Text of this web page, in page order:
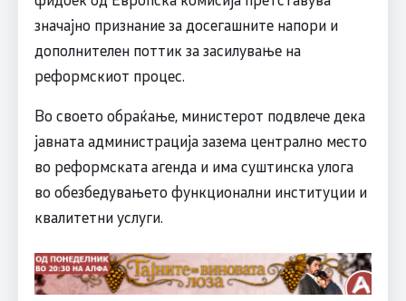
значајно признание за досегашните напори и
дополнителен поттик за засилување на
реформскиот процес.
Во своето обраќање, министерот подвлече дека
јавната администрација зазема централно место
во реформската агенда и има суштинска улога
во обезбедувањето функционални институции и
квалитетни услуги.